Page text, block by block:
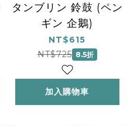
タンブリン 鈴鼓 (ペン
ギン 企鵝)
NT$615
NT$725 8.5折
加入購物車